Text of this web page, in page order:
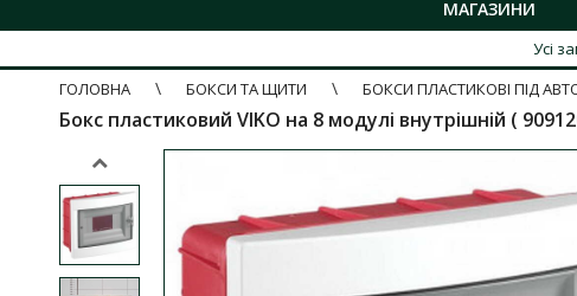
МАГАЗИНИ
Усі
ГОЛОВНА
БОКСИ ТА ЩИТИ БОКСИ ПЛАСТИКОВІ ПІД
Бокс пластиковий VIKO на 8 модулі внутрішній (